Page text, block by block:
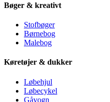
Bøger & kreativt
Stofbøger
Børnebog
Malebog
Køretøjer & dukker
Løbehjul
Løbecykel
Gåvogn